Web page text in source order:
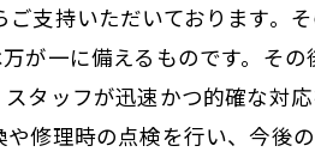
支持いただいております。
が一に備えるものです。そ
タッフが迅速かつ的確な対
修理時の点検を行い、今後